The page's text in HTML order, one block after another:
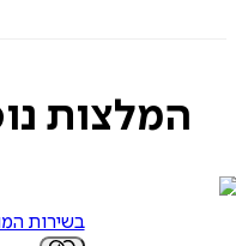
המלצות
בשירות